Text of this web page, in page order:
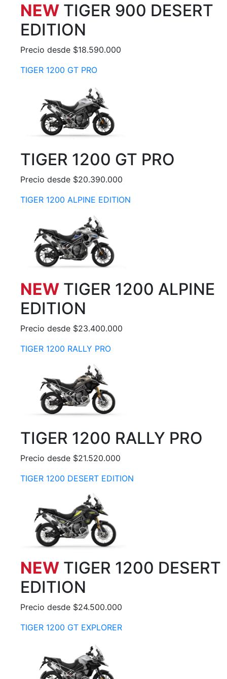
NEW TIGER 900 DESERT
EDITION
Precio desde $18.590.000
TIGER 1200 GT PRO
TIGER 1200 GT PRO
Precio desde $20.390.000
TIGER 1200 ALPINE EDITION
NEW TIGER 1200 ALPINE
EDITION
Precio desde $23.400.000
TIGER 1200 RALLY PRO
TIGER 1200 RALLY PRO
Precio desde $21.520.000
TIGER 1200 DESERT EDITION
NEW TIGER 1200 DESERT
EDITION
Precio desde $24.500.000
TIGER 1200 GT EXPLORER